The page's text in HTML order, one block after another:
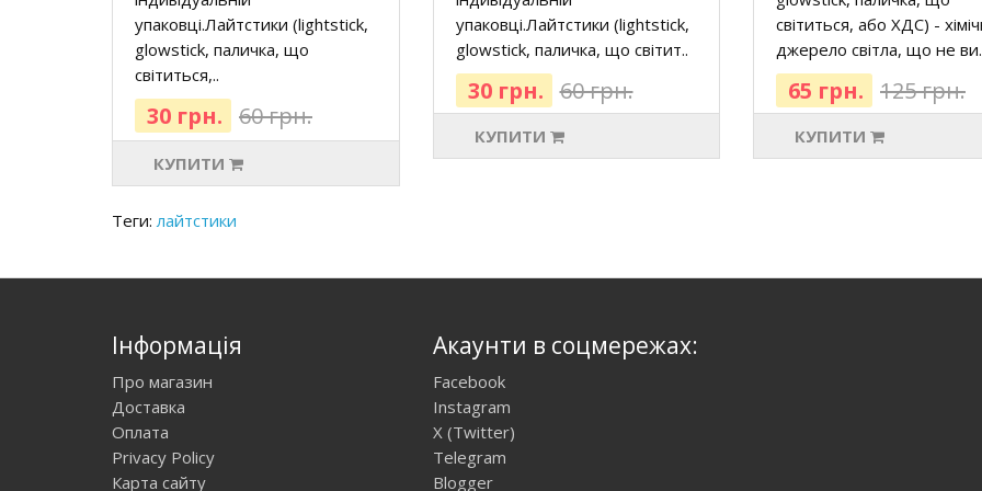
упаковці.Лайтстики (lightstick,
glowstick, паличка, що
світиться,..
30 грн. 60 грн.
КУПИТИ
упаковці.Лайтстики (lightstick,
glowstick, паличка, що світит..
30 грн. 60 грн.
КУПИТИ
світиться, або ХДС) -
джерело світла, що не
65 грн. 125 грн.
КУПИТИ
Теги:лайтстики
Інформація
Про магазин
Доставка
Оплата
Privacy Policy
Карта сайту
Акаунти в соцмережах:
Facebook
Instagram
X (Twitter)
Telegram
Blogger